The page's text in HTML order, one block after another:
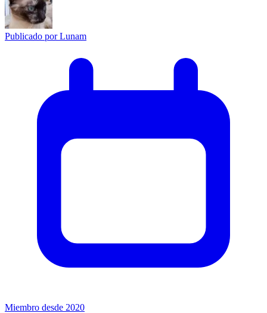
Publicado porLunam
Miembro desde 2020